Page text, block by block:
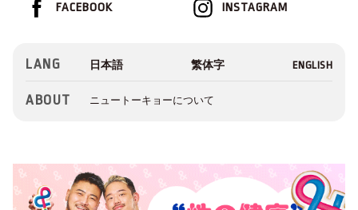
INSTAGRAM
FACEBOOK
LANG
ABOUT ニュートーキョーについて